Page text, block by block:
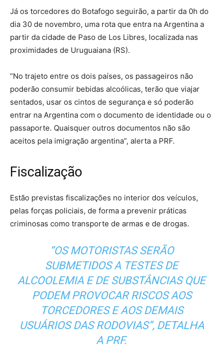
Já os torcedores do Botafogo seguirão, a partir da 0h do
dia 30 de novembro, uma rota que entra na Argentina a
partir da cidade de Paso de Los Libres, localizada nas
proximidades de Uruguaiana (RS).
“No trajeto entre os dois países, os passageiros não
poderão consumir bebidas alcoólicas, terão que viajar
sentados, usar os cintos de segurança e só poderão
entrar na Argentina com o documento de identidade ou o
passaporte. Quaisquer outros documentos não são
aceitos pela imigração argentina”, alerta a PRF.
Fiscalização
Estão previstas fiscalizações no interior dos veículos,
pelas forças policiais, de forma a prevenir práticas
criminosas como transporte de armas e de drogas.
“OS MOTORISTAS SERÃO
SUBMETIDOS A TESTES DE
ALCOOLEMIA E DE SUBSTÂNCIAS QUE
PODEM PROVOCAR RISCOS AOS
TORCEDORES E AOS DEMAIS
USUÁRIOS DAS RODOVIAS”, DETALHA
A PRF.